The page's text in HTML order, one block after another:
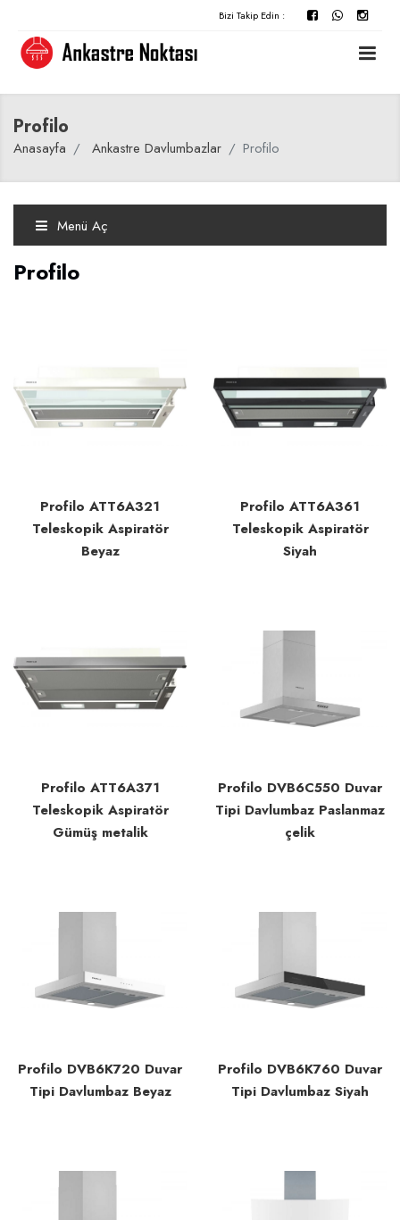
Bizi Takip Edin :
Profilo
Anasayfa Ankastre Davlumbazlar Profilo
Menü Aç
Profilo
Profilo ATT6A321
Teleskopik Aspiratör
Beyaz
Profilo ATT6A361
Teleskopik Aspiratör
Siyah
Profilo ATT6A371
Teleskopik Aspiratör
Gümüş metalik
Profilo DVB6C550 Duvar
Tipi Davlumbaz Paslanmaz
çelik
Profilo DVB6K720 Duvar
Tipi Davlumbaz Beyaz
Profilo DVB6K760 Duvar
Tipi Davlumbaz Siyah